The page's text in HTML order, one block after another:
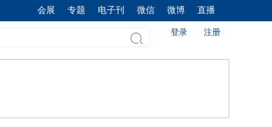
会展 专题 电子刊 微信 微博 直播
登录 注册